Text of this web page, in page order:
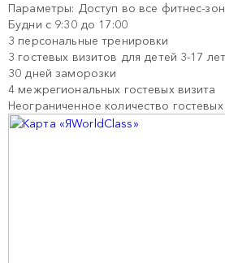
Параметры: Доступ во все фитнес-
Будни с 9:30 до 17:00
3 персональные тренировки
3 гостевых визитов для детей 3-17 лет
30 дней заморозки
4 межрегиональных гостевых визита
Неограниченное количество